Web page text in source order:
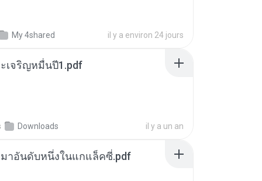
My 4shared il y a environ 24 jours
เจริญหมื่นปี1.pdf
Downloads il y a un an
มาอันดับหนึ่งในแกแล็คซี่.pdf